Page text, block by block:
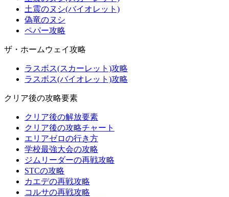
土震のヌシ(バイオレット)
偽竜のヌシ
ペパー攻略
ザ・ホームウェイ攻略
ラスボス(スカーレット)攻略
ラスボス(バイオレット)攻略
クリア後の攻略要素
クリア後の解放要素
クリア後の攻略チャート
エリアゼロの行き方
学校最強大会の攻略
ジムリーダーの再戦攻略
STCの攻略
カエデの再戦攻略
コルサの再戦攻略